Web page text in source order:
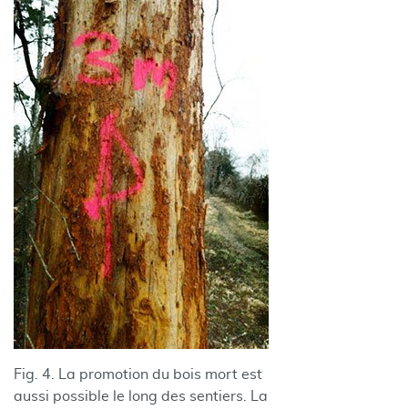
Fig. 4. La promotion du bois mort est
aussi possible le long des sentiers. La